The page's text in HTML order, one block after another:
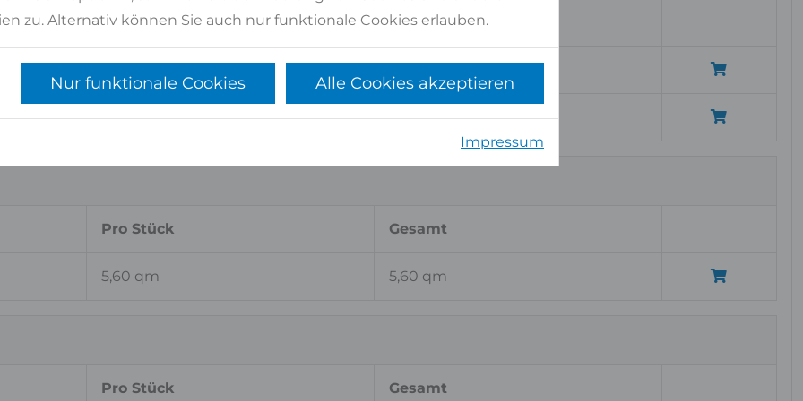
Pro Stück Gesamt
5,76 qm 5,76 qm
Pro Stück Gesamt
5,60 qm 5,60 qm
Pro Stück Gesamt
zu. Alternativ können Sie auch nur funktionale Cookies erlauben.
Nur funktionale Cookies Alle Cookies akzeptieren
Impressum